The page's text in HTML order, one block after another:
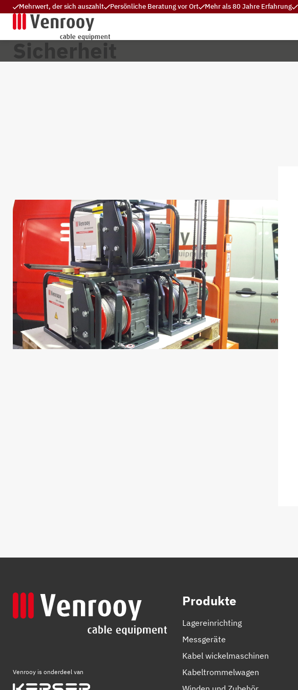
Mehrwert, der sich auszahlt Persönliche Beratung vor Ort Mehr als 80 Jahre Erfahrung
Sicherheit
Venrooy is onderdeel van
Produkte
Lagereinrichting
Messgeräte
Kabel wickelmaschinen
Kabeltrommelwagen